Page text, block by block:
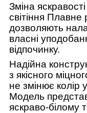
Зміна
світіння Плавне
дозволяють
власні
відпочинку.
Надійна
з якісного
не змінює колір
Модель
яскраво-білому